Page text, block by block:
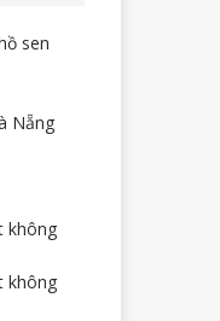
sen
Nẵng
không
không